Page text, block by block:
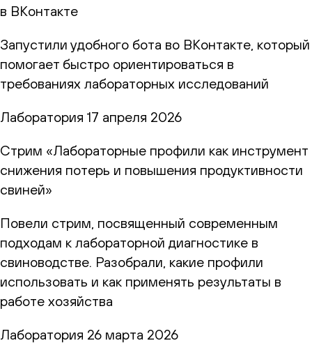
в ВКонтакте
Запустили удобного бота во ВКонтакте, который
помогает быстро ориентироваться в
требованиях лабораторных исследований
Лаборатория 17 апреля 2026
Стрим «Лабораторные профили как инструмент
снижения потерь и повышения продуктивности
свиней»
Повели стрим, посвященный современным
подходам к лабораторной диагностике в
свиноводстве. Разобрали, какие профили
использовать и как применять результаты в
работе хозяйства
Лаборатория 26 марта 2026